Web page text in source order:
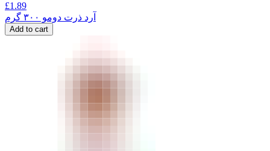
£1.89
آرد ذرت دومو ۳۰۰ گرم
Add to cart